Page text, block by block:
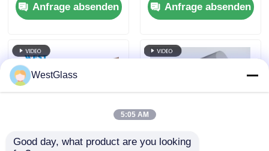
Hautpflege Öko-
freundliche
Anfrage absenden
Elegantes Finish
Anfrage absenden
WestGlass
5:05 AM
Good day, what product are you looking